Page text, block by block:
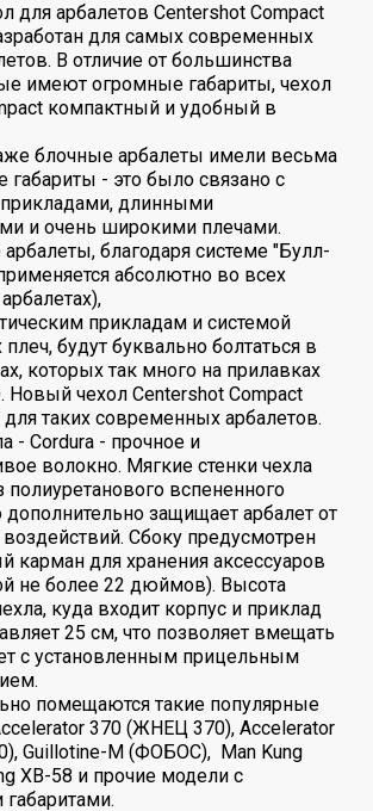
для арбалетов Centershot Compact
для самых современных
В отличие от большинства
имеют огромные габариты, чехол
компактный и удобный в
блочные арбалеты имели весьма
габариты - это было связано с
длинными
и очень широкими плечами.
благодаря системе "Булл-
абсолютно во всех
прикладам и системой
будут буквально болтаться в
которых так много на прилавках
Новый чехол Centershot Compact
таких современных арбалетов.
- Cordura - прочное и
волокно. Мягкие стенки чехла
вспененного
дополнительно защищает арбалет от
Сбоку предусмотрен
карман для хранения аксессуаров
не более 22 дюймов). Высота
куда входит корпус и приклад
25 см, что позволяет вмещать
с установленным прицельным
помещаются такие популярные
370 (ЖНЕЦ 370), Accelerator
Guillotine-M (ФОБОС), Man Kung
ХВ-58 и прочие модели с